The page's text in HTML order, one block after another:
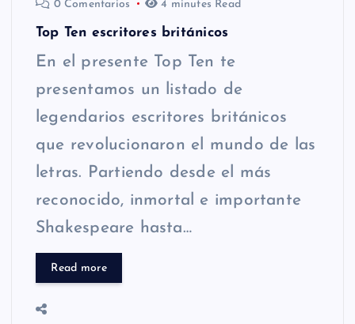
0 Comentarios
4 minutes Read
Top Ten escritores británicos
En el presente Top Ten te
presentamos un listado de
legendarios escritores británicos
que revolucionaron el mundo de las
letras. Partiendo desde el más
reconocido, inmortal e importante
Shakespeare hasta…
Read more